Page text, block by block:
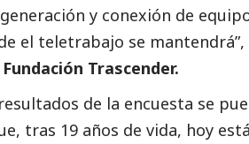
y conexión de
el teletrabajo se mantendrá”,
Trascender.
de la encuesta se
tras 19 años de vida, hoy